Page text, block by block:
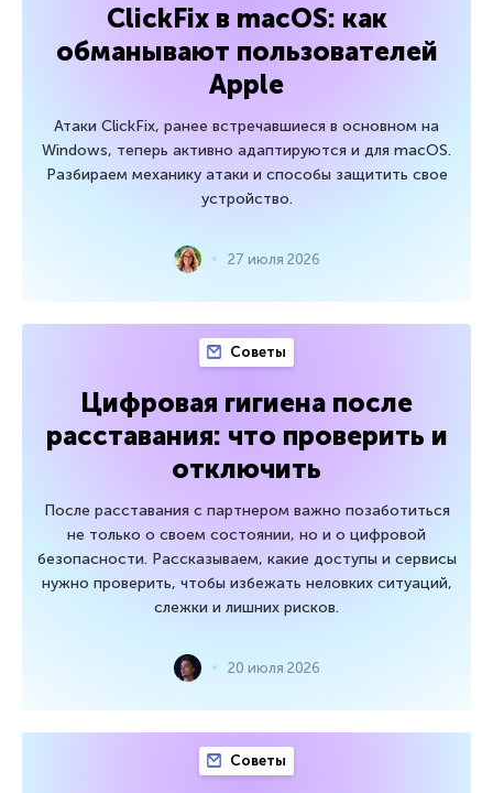
ClickFix в macOS: как
обманывают пользователей
Apple
Атаки ClickFix, ранее встречавшиеся в основном на
Windows, теперь активно адаптируются и для macOS.
Разбираем механику атаки и способы защитить свое
устройство.
27 июля 2026
Советы
Цифровая гигиена после
расставания: что проверить и
отключить
После расставания с партнером важно позаботиться
не только о своем состоянии, но и о цифровой
безопасности. Рассказываем, какие доступы и сервисы
нужно проверить, чтобы избежать неловких ситуаций,
слежки и лишних рисков.
20 июля 2026
Советы